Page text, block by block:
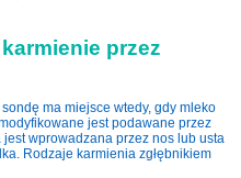
przez
ma miejsce wtedy, gdy mleko
jest podawane przez
jest wprowadzana przez nos lub usta
Rodzaje karmienia zgłębnikiem